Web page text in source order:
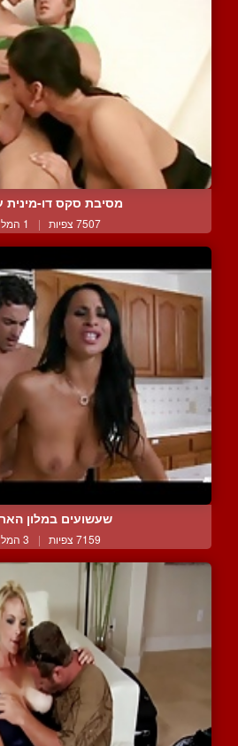
מסיבת סקס דו-מינית
7507 צפיות | 1 המלצות
שעשועים במלון
7159 צפיות | 3 המלצות